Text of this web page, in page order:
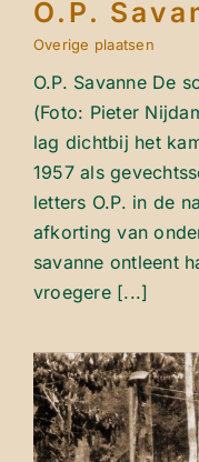
O.P.
Overige plaatsen
O.P. Savanne De
(Foto: Pieter
lag dichtbij het
1957 als
letters O.P. in de
afkorting van
savanne ontleent
vroegere [...]